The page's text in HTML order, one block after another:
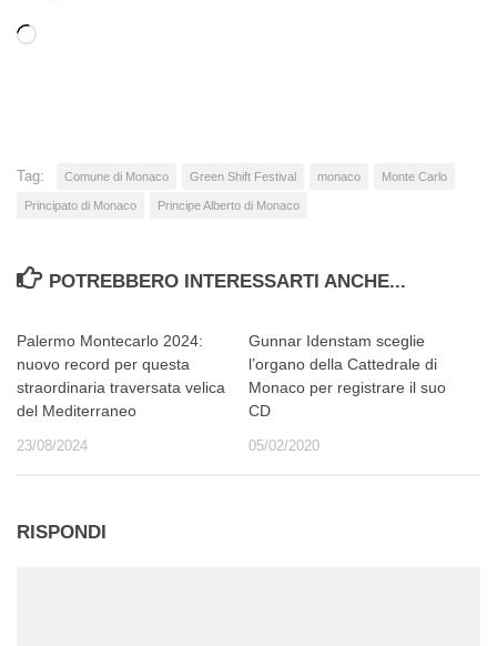
Caricamento
Tag: Comune di Monaco Green Shift Festival monaco Monte Carlo
Principato di Monaco Principe Alberto di Monaco
POTREBBERO INTERESSARTI ANCHE...
Palermo Montecarlo 2024:
nuovo record per questa
straordinaria traversata velica
del Mediterraneo
23/08/2024
Gunnar Idenstam sceglie
l’organo della Cattedrale di
Monaco per registrare il suo
CD
05/02/2020
RISPONDI